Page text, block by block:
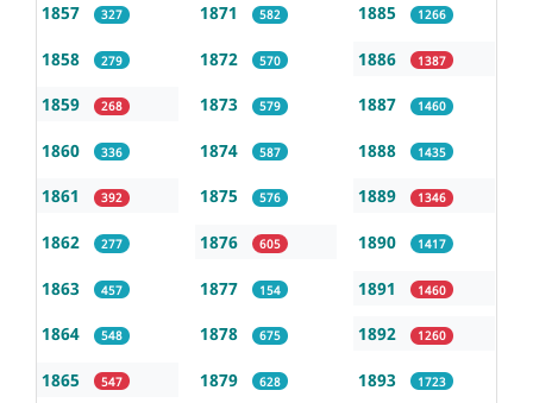
1857 327
1858 279
1859 268
1860 336
1861 392
1862 277
1863 457
1864 548
1865 547
1871 582
1872 570
1873 579
1874 587
1875 576
1876 605
1877 154
1878 675
1879 628
1885 1266
1886 1387
1887 1460
1888 1435
1889 1346
1890 1417
1891 1460
1892 1260
1893 1723